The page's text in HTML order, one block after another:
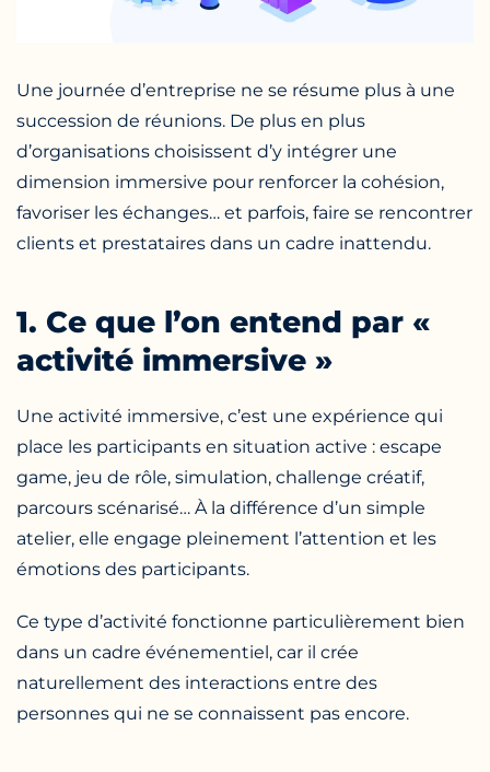
Une journée d’entreprise ne se résume plus à une
succession de réunions. De plus en plus
d’organisations choisissent d’y intégrer une
dimension immersive pour renforcer la cohésion,
favoriser les échanges… et parfois, faire se rencontrer
clients et prestataires dans un cadre inattendu.
1. Ce que l’on entend par «
activité immersive »
Une activité immersive, c’est une expérience qui
place les participants en situation active : escape
game, jeu de rôle, simulation, challenge créatif,
parcours scénarisé… À la différence d’un simple
atelier, elle engage pleinement l’attention et les
émotions des participants.
Ce type d’activité fonctionne particulièrement bien
dans un cadre événementiel, car il crée
naturellement des interactions entre des
personnes qui ne se connaissent pas encore.